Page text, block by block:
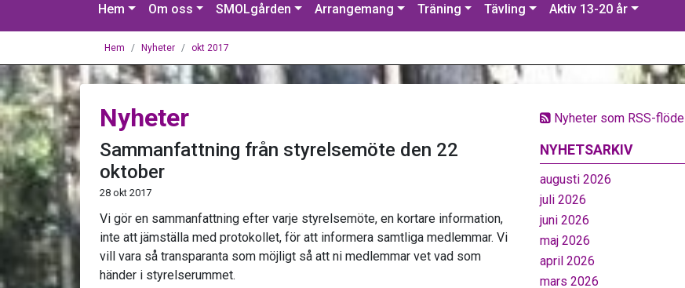
Hem Om oss SMOLgården Arrangemang Träning Tävling Aktiv 13-20 år
Hem Nyheter okt 2017
Nyheter som RSS-flöde
NYHETSARKIV
augusti 2026
juli 2026
juni 2026
maj 2026
april 2026
mars 2026
Nyheter
Sammanfattning från styrelsemöte den 22
oktober
28 okt 2017
Vi gör en sammanfattning efter varje styrelsemöte, en kortare information,
inte att jämställa med protokollet, för att informera samtliga medlemmar. Vi
vill vara så transparanta som möjligt så att ni medlemmar vet vad som
händer i styrelserummet.